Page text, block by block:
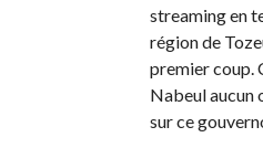
streaming en
région de
premier coup.
Nabeul aucun
sur ce